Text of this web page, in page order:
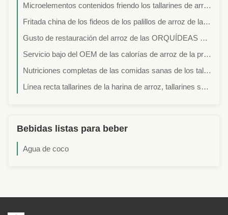
Microelementos contenidos friendo los tallarines de arroz secados adaptables con el FDA
Fritada china de los fideos de los palillos de arroz de la harina gusto largo de los tallarines del buen con las verduras
Gusto de restauración del arroz de las ORQUÍDEAS del palillo del ingrediente crudo seguro bajo en grasa plano de los tallarines
Servicio bajo del OEM de las calorías de arroz de la primera clase de los tallarines de Delicoius del sabor fino del camarón
Nutriciones completas de las comidas sanas de los tallarines de la harina de arroz ningún pigmento
Línea recta tallarines de la harina de arroz, tallarines secados Taiwán de MAYO ROSE del palillo del arroz famoso
Bebidas listas para beber
Agua de coco